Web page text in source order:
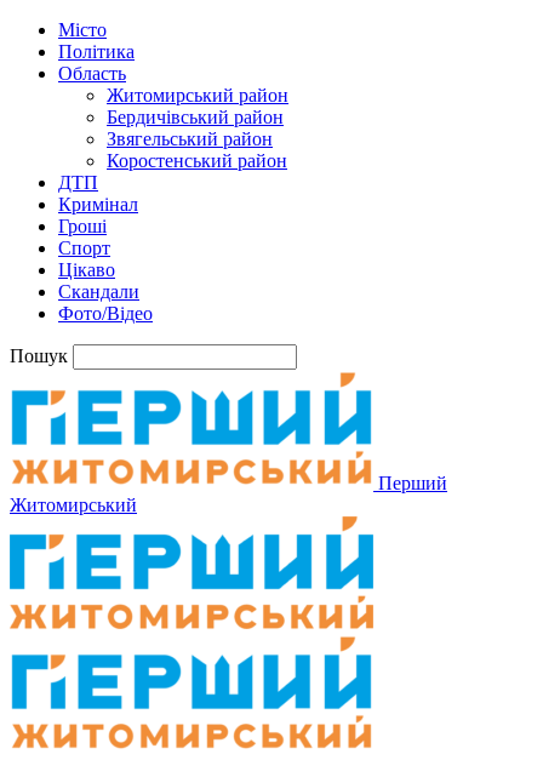
Місто
Політика
Область
Житомирський район
Бердичівський район
Звягельський район
Коростенський район
ДТП
Кримінал
Гроші
Спорт
Цікаво
Скандали
Фото/Відео
Пошук
Перший
Житомирський